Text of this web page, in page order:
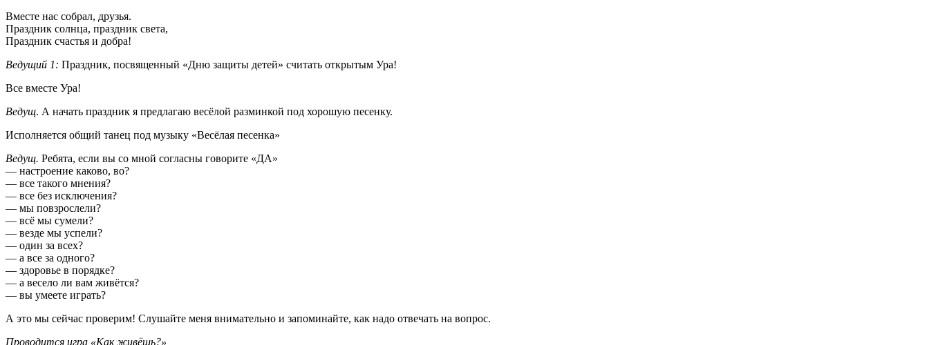
Вместе нас собрал, друзья.
Праздник солнца, праздник света,
Праздник счастья и добра!
Ведущий 1: Праздник, посвященный «Дню защиты детей» считать открытым Ура!
Все вместе Ура!
Ведущ. А начать праздник я предлагаю весёлой разминкой под хорошую песенку.
Исполняется общий танец под музыку «Весёлая песенка»
Ведущ. Ребята, если вы со мной согласны говорите «ДА»
— настроение каково, во?
— все такого мнения?
— все без исключения?
— мы повзрослели?
— всё мы сумели?
— везде мы успели?
— один за всех?
— а все за одного?
— здоровье в порядке?
— а весело ли вам живётся?
— вы умеете играть?
А это мы сейчас проверим! Слушайте меня внимательно и запоминайте, как надо отвечать на вопрос.
Проводится игра «Как живёшь?»